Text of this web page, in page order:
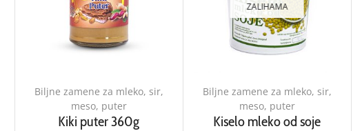
Biljne zamene za mleko, sir,
meso, puter
Kiki puter 360g
ZALIHAMA
Biljne zamene za mleko, sir,
meso, puter
Kiselo mleko od soje